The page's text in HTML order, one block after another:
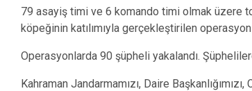
79 asayiş timi ve 6 komando timi olmak üzere
köpeğinin katılımıyla gerçekleştirilen
Operasyonlarda 90 şüpheli yakalandı.
Kahraman Jandarmamızı, Daire